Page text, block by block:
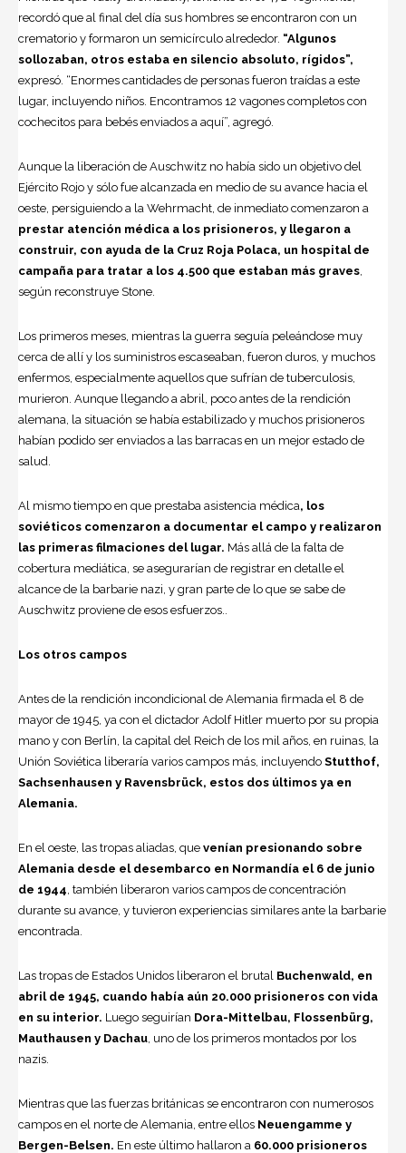
recordó que al final del día sus hombres se encontraron con un
crematorio y formaron un semicírculo alrededor. “Algunos
sollozaban, otros estaba en silencio absoluto, rígidos”,
expresó. “Enormes cantidades de personas fueron traídas a este
lugar, incluyendo niños. Encontramos 12 vagones completos con
cochecitos para bebés enviados a aquí”, agregó.
Aunque la liberación de Auschwitz no había sido un objetivo del
Ejército Rojo y sólo fue alcanzada en medio de su avance hacia el
oeste, persiguiendo a la Wehrmacht, de inmediato comenzaron a
prestar atención médica a los prisioneros, y llegaron a
construir, con ayuda de la Cruz Roja Polaca, un hospital de
campaña para tratar a los 4.500 que estaban más graves
según reconstruye Stone.
Los primeros meses, mientras la guerra seguía peleándose muy
cerca de allí y los suministros escaseaban, fueron duros, y muchos
enfermos, especialmente aquellos que sufrían de tuberculosis,
murieron. Aunque llegando a abril, poco antes de la rendición
alemana, la situación se había estabilizado y muchos prisioneros
habían podido ser enviados a las barracas en un mejor estado de
salud.
Al mismo tiempo en que prestaba asistencia médica, los
soviéticos comenzaron a documentar el campo y realizaron
las primeras filmaciones del lugar. Más allá de la falta de
cobertura mediática, se asegurarían de registrar en detalle el
alcance de la barbarie nazi, y gran parte de lo que se sabe de
Auschwitz proviene de esos esfuerzos..
Los otros campos
Antes de la rendición incondicional de Alemania firmada el 8 de
mayor de 1945, ya con el dictador Adolf Hitler muerto por su propia
mano y con Berlín, la capital del Reich de los mil años, en ruinas, la
Unión Soviética liberaría varios campos más, incluyendo Stutthof,
Sachsenhausen y Ravensbrück, estos dos últimos ya en
Alemania.
En el oeste, las tropas aliadas, que venían presionando sobre
Alemania desde el desembarco en Normandía el 6 de junio
de 1944 , también liberaron varios campos de concentración
durante su avance, y tuvieron experiencias similares ante la barbarie
encontrada.
Las tropas de Estados Unidos liberaron el brutal Buchenwald, en
abril de 1945, cuando había aún 20.000 prisioneros con vida
en su interior. Luego seguirían Dora-Mittelbau, Flossenbürg,
Mauthausen y Dachau , uno de los primeros montados por los
nazis.
Mientras que las fuerzas británicas se encontraron con numerosos
campos en el norte de Alemania, entre ellos Neuengamme y
Bergen-Belsen. En este último hallaron a 60.000 prisioneros